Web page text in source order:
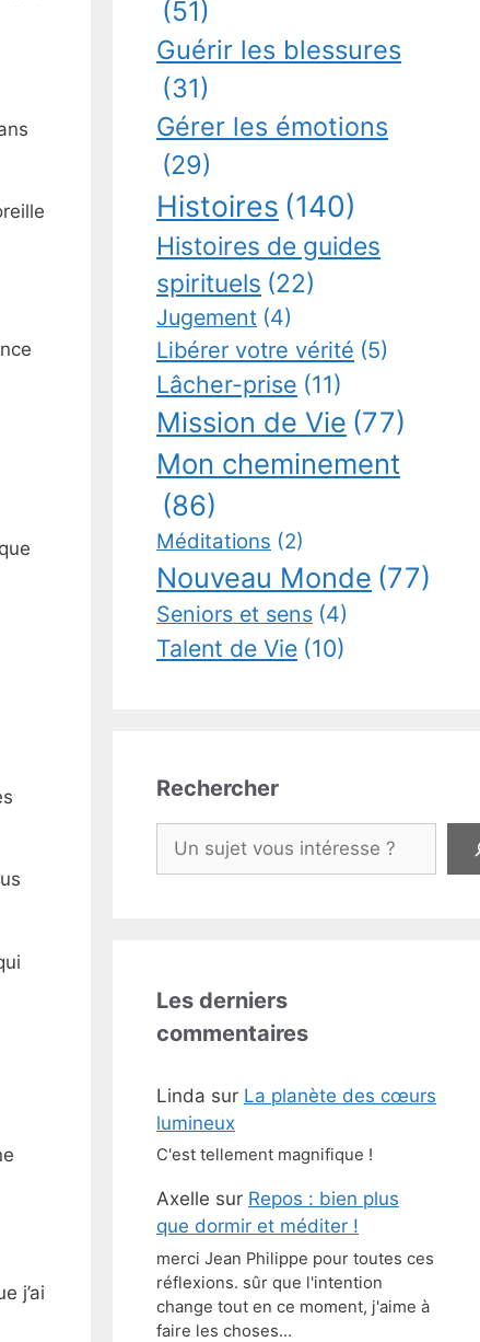
j’ai
(51)
Guérir les blessures
(31)
Gérer les émotions
(29)
Histoires (140)
Histoires de guides
spirituels (22)
Jugement (4)
Libérer votre vérité (5)
Lâcher-prise (11)
Mission de Vie (77)
Mon cheminement
(86)
Méditations (2)
Nouveau Monde (77)
Seniors et sens (4)
Talent de Vie (10)
Rechercher
Les derniers
commentaires
Linda sur La planète des cœurs
lumineux
C'est tellement magnifique !
Axelle sur Repos : bien plus
que dormir et méditer !
merci Jean Philippe pour toutes ces
réflexions. sûr que l'intention
change tout en ce moment, j'aime à
faire les choses…